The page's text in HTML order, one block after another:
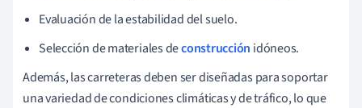
Evaluación de la estabilidad del suelo.
Selección de materiales deconstrucción idóneos.
Además, las carreteras deben ser diseñadas para soportar
una variedad de condiciones climáticas y de tráfico, lo que